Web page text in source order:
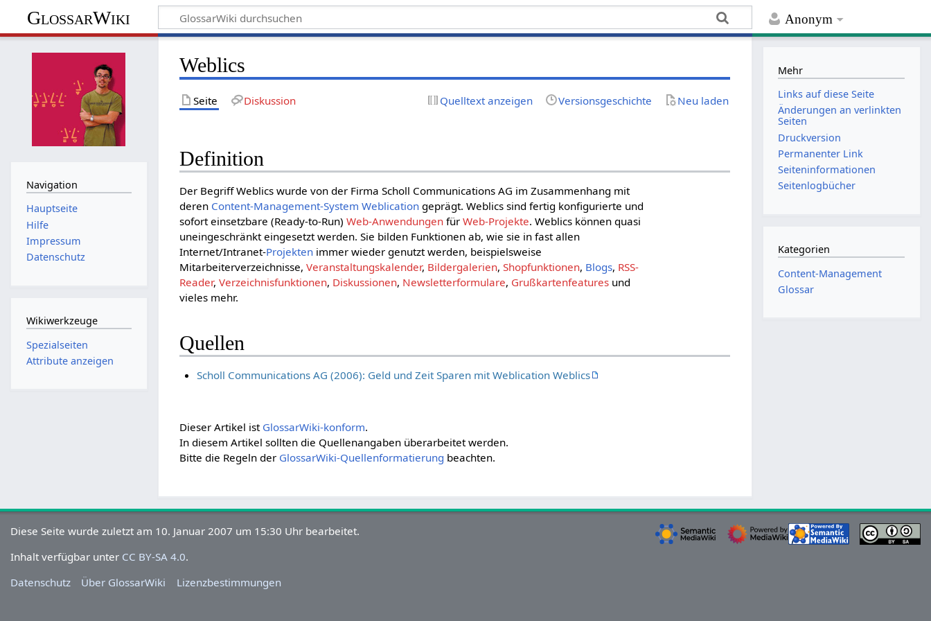
Anonym
GlossarWiki
Weblics
Seite Diskussion Quelltext anzeigen Versionsgeschichte Neu laden
Definition
Der Begriff Weblics wurde von der Firma Scholl Communications AG im Zusammenhang mit
deren Content-Management-System Weblication geprägt. Weblics sind fertig konfigurierte und
sofort einsetzbare (Ready-to-Run)Web-Anwendungen fürWeb-Projekte. Weblics können quasi
uneingeschränkt eingesetzt werden. Sie bilden Funktionen ab, wie sie in fast allen
Internet/Intranet-Projekten immer wieder genutzt werden, beispielsweise
Mitarbeiterverzeichnisse,Veranstaltungskalender, Bildergalerien,Shopfunktionen, Blogs, RSS-
Reader,Verzeichnisfunktionen, Diskussionen, Newsletterformulare, Grußkartenfeatures und
vieles mehr.
Quellen
Scholl Communications AG (2006): Geld und Zeit Sparen mit Weblication Weblics
Dieser Artikel ist GlossarWiki-konform.
In diesem Artikel sollten die Quellenangaben überarbeitet werden.
Bitte die Regeln der GlossarWiki-Quellenformatierung beachten.
Navigation
Hauptseite
Hilfe
Impressum
Datenschutz
Wikiwerkzeuge
Spezialseiten
Attribute anzeigen
Mehr
Links auf diese Seite
Änderungen an verlinkten
Seiten
Druckversion
Permanenter Link
Seiten­­informationen
Seitenlogbücher
Kategorien
Content-Management
Glossar
Diese Seite wurde zuletzt am 10. Januar 2007 um 15:30 Uhr bearbeitet.
Inhalt verfügbar unter CC BY-SA 4.0.
Datenschutz
Über GlossarWiki Lizenzbestimmungen